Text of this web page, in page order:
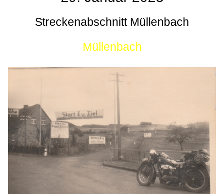
Streckenabschnitt Müllenbach
Müllenbach